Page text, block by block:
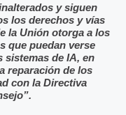
y siguen
los derechos y vías
la Unión otorga a los
que puedan verse
sistemas de IA, en
reparación de los
con la Directiva